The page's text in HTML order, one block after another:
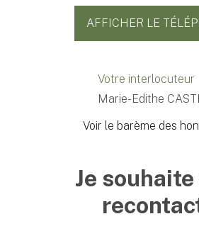
AFFICHER LE
Votre interlocuteur
Marie-Edithe
Voir le barème des
Je